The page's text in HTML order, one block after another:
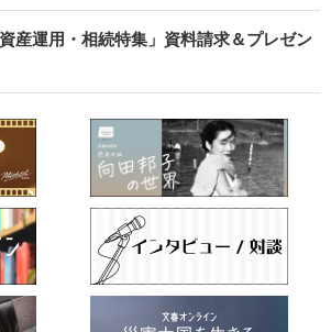
産運用・相続特集」資料請求＆プレゼン